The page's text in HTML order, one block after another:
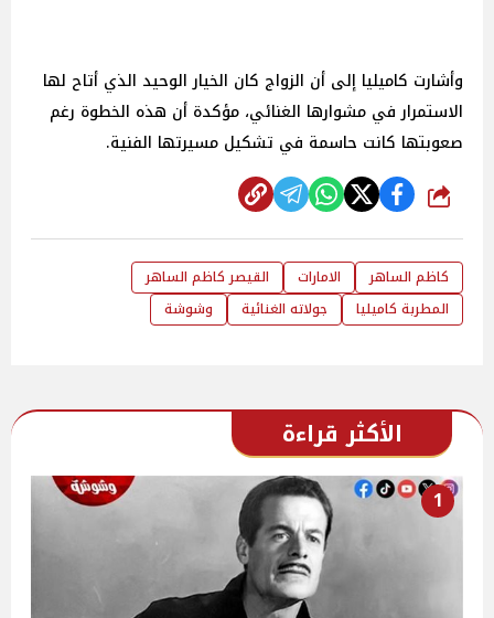
وأشارت كاميليا إلى أن الزواج كان الخيار الوحيد الذي أتاح لها
الاستمرار في مشوارها الغنائي، مؤكدة أن هذه الخطوة رغم
صعوبتها كانت حاسمة في تشكيل مسيرتها الفنية.
شارك
كاظم الساهر الامارات
القيصر كاظم الساهر
المطربة كاميليا
جولاته الغنائية وشوشة
الأكثر قراءة
1